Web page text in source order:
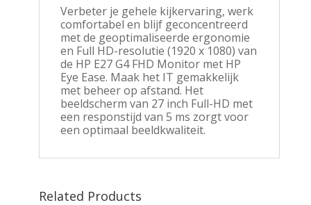
Verbeter je gehele kijkervaring, werk
comfortabel en blijf geconcentreerd
met de geoptimaliseerde ergonomie
en Full HD-resolutie (1920 x 1080) van
de HP E27 G4 FHD Monitor met HP
Eye Ease. Maak het IT gemakkelijk
met beheer op afstand. Het
beeldscherm van 27 inch Full-HD met
een responstijd van 5 ms zorgt voor
een optimaal beeldkwaliteit.
Related Products